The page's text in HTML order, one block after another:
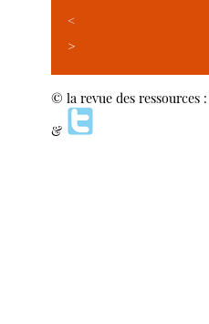
<
>
© la revue des ressources
&